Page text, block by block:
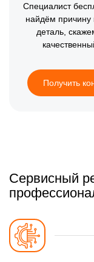
Специалист
найдём
деталь,
Получить
Сервисный